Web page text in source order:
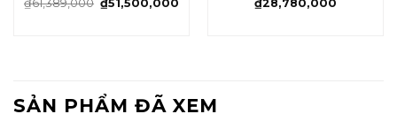
₫61,389,000 ₫51,500,000 ₫28,780,000
SẢN PHẨM ĐÃ XEM